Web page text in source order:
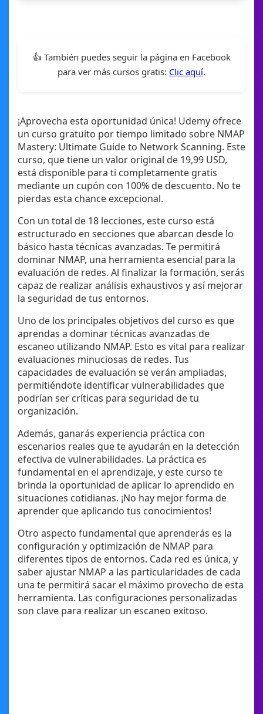
👍 También puedes seguir la página en Facebook
para ver más cursos gratis: Clic aquí.
¡Aprovecha esta oportunidad única! Udemy ofrece
un curso gratuito por tiempo limitado sobre NMAP
Mastery: Ultimate Guide to Network Scanning. Este
curso, que tiene un valor original de 19,99 USD,
está disponible para ti completamente gratis
mediante un cupón con 100% de descuento. No te
pierdas esta chance excepcional.
Con un total de 18 lecciones, este curso está
estructurado en secciones que abarcan desde lo
básico hasta técnicas avanzadas. Te permitirá
dominar NMAP, una herramienta esencial para la
evaluación de redes. Al finalizar la formación, serás
capaz de realizar análisis exhaustivos y así mejorar
la seguridad de tus entornos.
Uno de los principales objetivos del curso es que
aprendas a dominar técnicas avanzadas de
escaneo utilizando NMAP. Esto es vital para realizar
evaluaciones minuciosas de redes. Tus
capacidades de evaluación se verán ampliadas,
permitiéndote identificar vulnerabilidades que
podrían ser críticas para seguridad de tu
organización.
Además, ganarás experiencia práctica con
escenarios reales que te ayudarán en la detección
efectiva de vulnerabilidades. La práctica es
fundamental en el aprendizaje, y este curso te
brinda la oportunidad de aplicar lo aprendido en
situaciones cotidianas. ¡No hay mejor forma de
aprender que aplicando tus conocimientos!
Otro aspecto fundamental que aprenderás es la
configuración y optimización de NMAP para
diferentes tipos de entornos. Cada red es única, y
saber ajustar NMAP a las particularidades de cada
una te permitirá sacar el máximo provecho de esta
herramienta. Las configuraciones personalizadas
son clave para realizar un escaneo exitoso.